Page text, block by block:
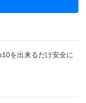
を出来るだけ安全に